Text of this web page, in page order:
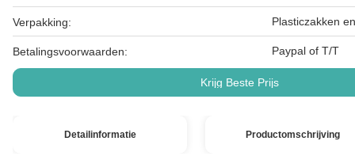
Verpakking: Plasticzakken
Betalingsvoorwaarden: Paypal of T/T
Krijg Beste Prijs
Detailinformatie Productomschrijving